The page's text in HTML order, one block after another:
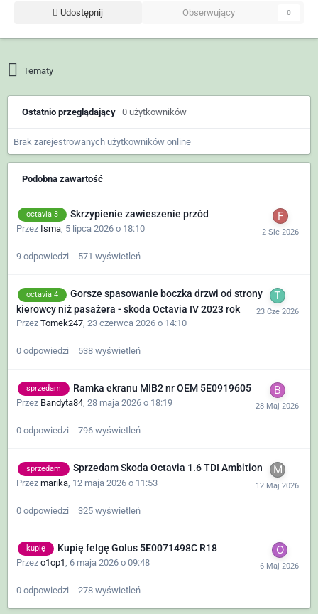
Udostępnij Obserwujący 0
Tematy
Ostatnio przeglądający 0 użytkowników
Brak zarejestrowanych użytkowników online
Podobna zawartość
octavia 3 Skrzypienie zawieszenie przód
Przez Isma, 5 lipca 2026 o 18:10
9 odpowiedzi 571 wyświetleń
octavia 4
Gorsze spasowanie boczka drzwi od strony
kierowcy niż pasażera - skoda Octavia IV 2023 rok
Przez Tomek247 23 czerwca 2026 o 14:10
0 odpowiedzi 538 wyświetleń
sprzedam Ramka ekranu MIB2 nr OEM 5E0919605
Przez Bandyta84, 28 maja 2026 o 18:19
0 odpowiedzi 796 wyświetleń
sprzedam Sprzedam Skoda Octavia 1.6 TDI Ambition
Przez marika 12 maja 2026 o 11:53
0 odpowiedzi 325 wyświetleń
kupię Kupię felgę Golus 5E0071498C R18
Przez o1op1 6 maja 2026 o 09:48
0 odpowiedzi 278 wyświetleń